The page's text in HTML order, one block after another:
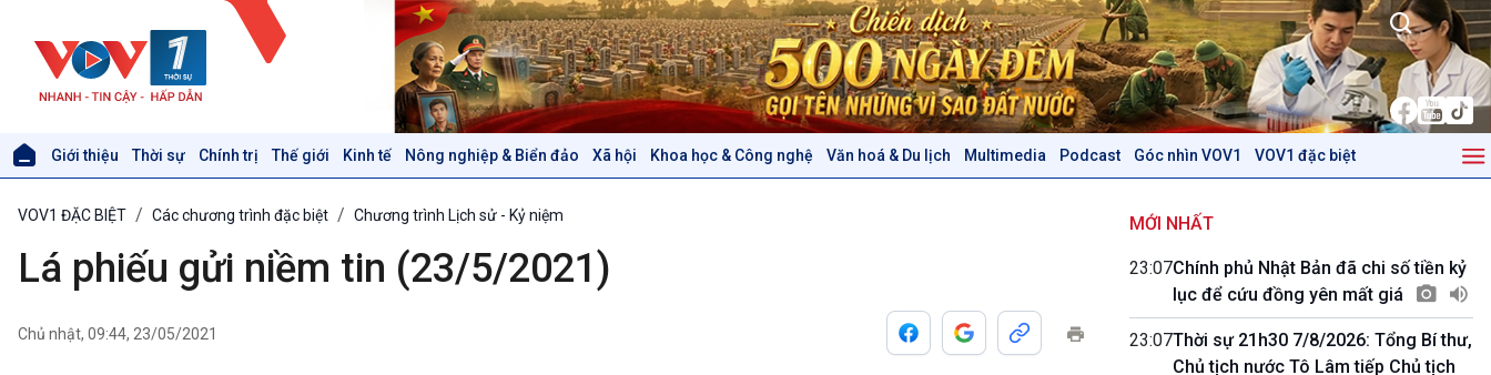
Giới thiệu Thời sự Chính trị Thế giới Kinh tế Nông nghiệp & Biển đảo Xã hội Khoa học & Công nghệ Văn hoá & Du lịch Multimedia Podcast Góc nhìn VOV1 VOV1 đặc biệt
Thời sự 6h
Thời sự 12h
Thời sự 18h
Tin Chính trị
Chính phủ với người dân
Quốc hội với cử tri
Biên cương - Một dải vững
Dòng chảy Kinh tế
Khởi nghiệp
Tuyên chiến với gian lận
Mùa vàng
Biển đảo Việt Nam
Tâm tình biên giới và hải
đảo
VOV1 ĐẶC BIỆT Các chương trình đặc biệt Chương trình Lịch sử - Kỷ niệm
Lá phiếu gửi niềm tin (23/5/2021)
Chủ nhật, 09:44, 23/05/2021
MỚI NHẤT
23:07Chính phủ Nhật Bản đã chi số tiền kỷ
lục để cứu đồng yên mất giá
23:07Thời sự 21h30 7/8/2026: Tổng Bí thư,
Chủ tịch nước Tô Lâm tiếp Chủ tịch